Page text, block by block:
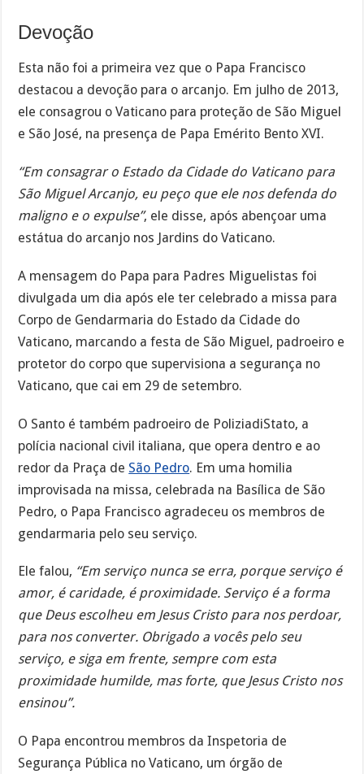
Devoção
Esta não foi a primeira vez que o Papa Francisco
destacou a devoção para o arcanjo. Em julho de 2013,
ele consagrou o Vaticano para proteção de São Miguel
e São José, na presença de Papa Emérito Bento XVI.
“Em consagrar o Estado da Cidade do Vaticano para
São Miguel Arcanjo, eu peço que ele nos defenda do
maligno e o expulse”, ele disse, após abençoar uma
estátua do arcanjo nos Jardins do Vaticano.
A mensagem do Papa para Padres Miguelistas foi
divulgada um dia após ele ter celebrado a missa para
Corpo de Gendarmaria do Estado da Cidade do
Vaticano, marcando a festa de São Miguel, padroeiro e
protetor do corpo que supervisiona a segurança no
Vaticano, que cai em 29 de setembro.
O Santo é também padroeiro de PoliziadiStato, a
polícia nacional civil italiana, que opera dentro e ao
redor da Praça de São Pedro. Em uma homilia
improvisada na missa, celebrada na Basílica de São
Pedro, o Papa Francisco agradeceu os membros de
gendarmaria pelo seu serviço.
Ele falou, “Em serviço nunca se erra, porque serviço é
amor, é caridade, é proximidade. Serviço é a forma
que Deus escolheu em Jesus Cristo para nos perdoar,
para nos converter. Obrigado a vocês pelo seu
serviço, e siga em frente, sempre com esta
proximidade humilde, mas forte, que Jesus Cristo nos
ensinou”.
O Papa encontrou membros da Inspetoria de
Segurança Pública no Vaticano, um órgão de